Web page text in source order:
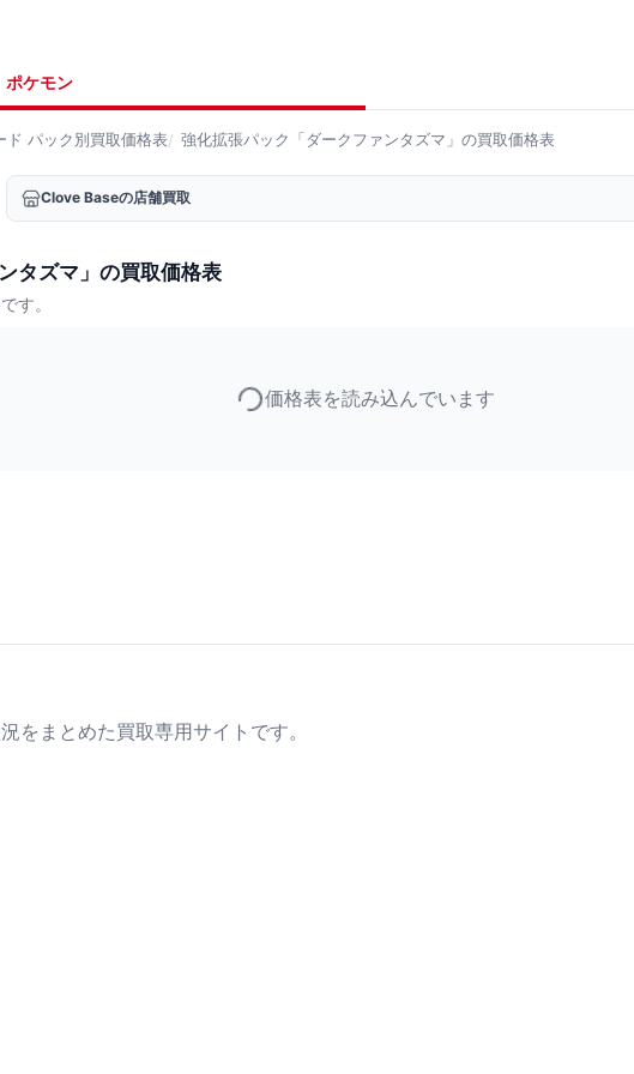
ポケモン
ド パック別買取価格表 強化拡張パック「ダークファンタズマ」の買取価格表
Clove Baseの店舗買取
タズマ」の買取価格表
す。
価格表を読み込んでいます
をまとめた買取専用サイトです。